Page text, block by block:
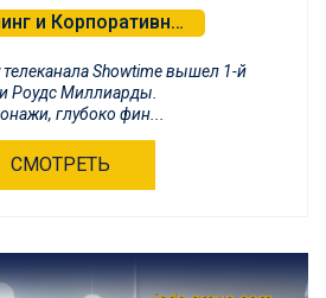
Бизнес Профайлинг и Корпоративная Психология
телеканала Showtime вышел 1-й
Роудс Миллиарды.
глубоко фин...
СМОТРЕТЬ